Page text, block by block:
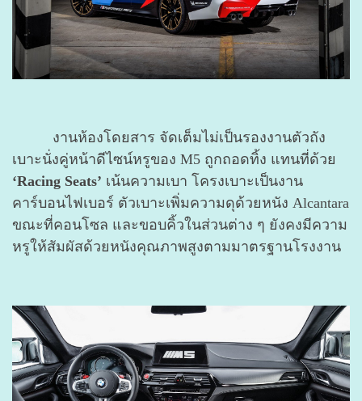
งานห้องโดยสาร จัดเต็มไม่เป็นรองงานตัวถัง
เบาะนั่งคู่หน้าดีไซน์หรูของ M5 ถูกถอดทิ้ง แทนที่ด้วย
‘Racing Seats’ เน้นความเบา โครงเบาะเป็นงาน
คาร์บอนไฟเบอร์ ตัวเบาะเพิ่มความดุด้วยหนัง Alcantara
ขณะที่คอนโซล และขอบคิ้วในส่วนต่าง ๆ ยังคงมีความ
หรูให้สัมผัสด้วยหนังคุณภาพสูงตามมาตรฐานโรงงาน